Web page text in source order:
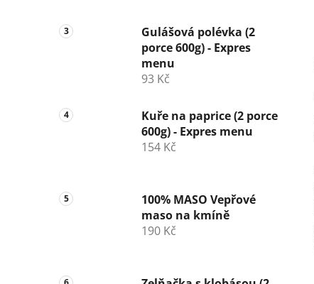
a
n
Gulášová polévka (2
porce 600g) - Expres
menu
93 Kč
Kuře na paprice (2 porce
600g) - Expres menu
154 Kč
100% MASO Vepřové
maso na kmíně
190 Kč